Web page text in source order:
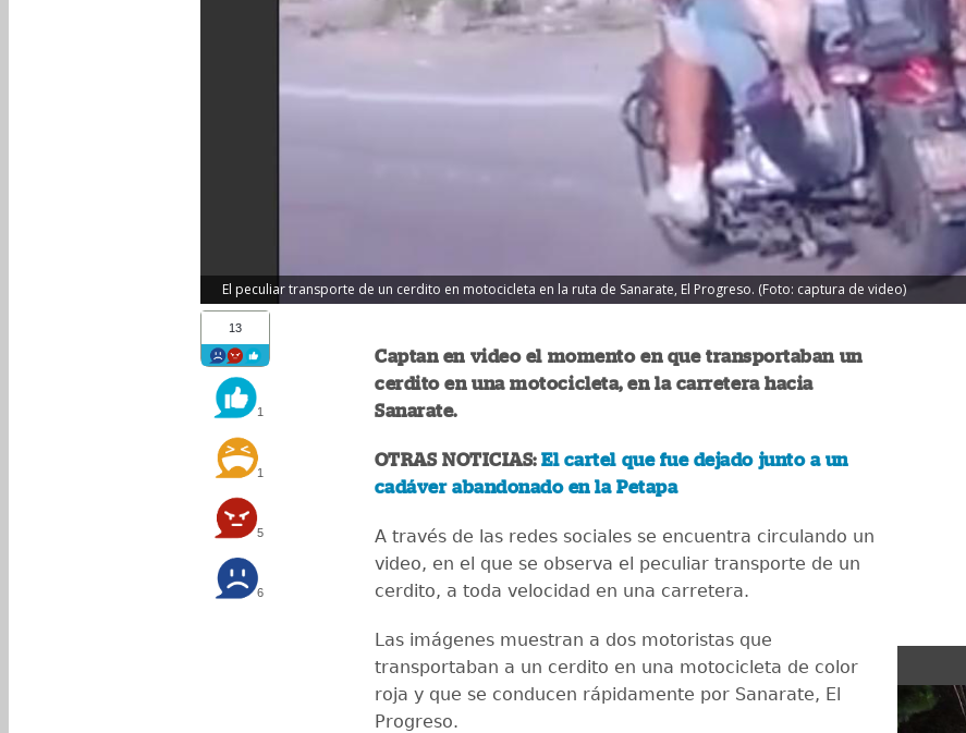
El peculiar transporte de un cerdito en motocicleta en la ruta de Sanarate, El Progreso. (Foto: captura de video)
13
1
1
5
6
Captan en video el momento en que transportaban un
cerdito en una motocicleta, en la carretera hacia
Sanarate.
OTRAS NOTICIAS:El cartel que fue dejado junto a un
cadáver abandonado en la Petapa
A través de las redes sociales se encuentra circulando un
video, en el que se observa el peculiar transporte de un
cerdito, a toda velocidad en una carretera.
Las imágenes muestran a dos motoristas que
transportaban a un cerdito en una motocicleta de color
roja y que se conducen rápidamente por Sanarate, El
Progreso.